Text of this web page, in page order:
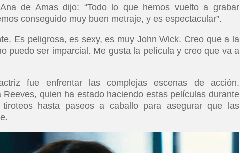
de Amas dijo: “Todo lo que hemos vuelto a grabar
conseguido muy buen metraje, y es espectacular”.
Es peligrosa, es sexy, es muy John Wick. Creo que a la
puedo ser imparcial. Me gusta la película y creo que va a
fue enfrentar las complejas escenas de acción.
quien ha estado haciendo estas películas durante
hasta paseos a caballo para asegurar que las